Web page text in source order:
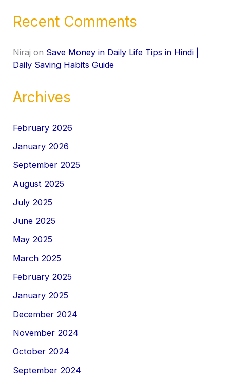
Recent Comments
Niraj on Save Money in Daily Life Tips in Hindi |
Daily Saving Habits Guide
Archives
February 2026
January 2026
September 2025
August 2025
July 2025
June 2025
May 2025
March 2025
February 2025
January 2025
December 2024
November 2024
October 2024
September 2024